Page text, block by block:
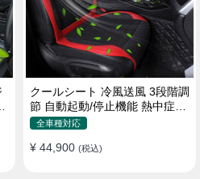
クールシート 冷風送風 3段階調
節 自動起動/停止機能 熱中症対
策 夏 暑さ対策 取付簡単
全車種対応
¥ 44,900 (税込)